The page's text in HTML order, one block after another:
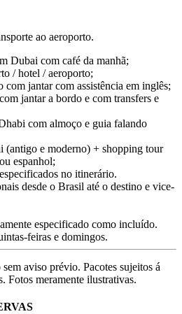
ao aeroporto.
Dubai com café da manhã;
/ hotel / aeroporto;
com jantar com assistência em inglês;
jantar a bordo e com transfers e
com almoço e guia falando
(antigo e moderno) + shopping tour
espanhol;
no itinerário.
desde o Brasil até o destino e vice-
especificado como incluído.
feiras e domingos.
aviso prévio. Pacotes sujeitos á
Fotos meramente ilustrativas.